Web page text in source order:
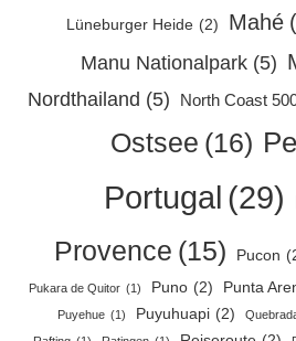
Lüneburger Heide (2) Mahé
Manu Nationalpark (5)
Nordthailand (5) North Coast
Ostsee (16)
Portugal (29)
Provence (15) Pucon
Pukara de Quitor (1) Puno (2) Punta
Puyehue (1) Puyuhuapi (2)